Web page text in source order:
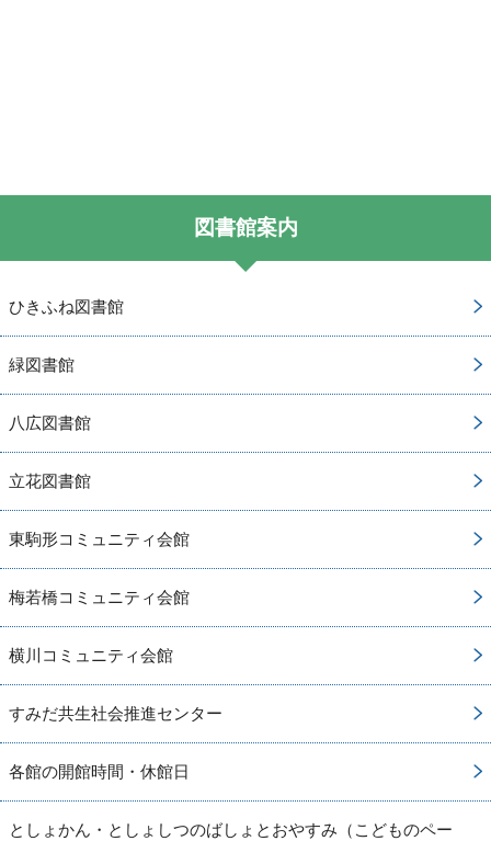
図書館案内
ひきふね図書館
緑図書館
八広図書館
立花図書館
東駒形コミュニティ会館
梅若橋コミュニティ会館
横川コミュニティ会館
すみだ共生社会推進センター
各館の開館時間・休館日
としょかん・としょしつのばしょとおやすみ（こどものペー